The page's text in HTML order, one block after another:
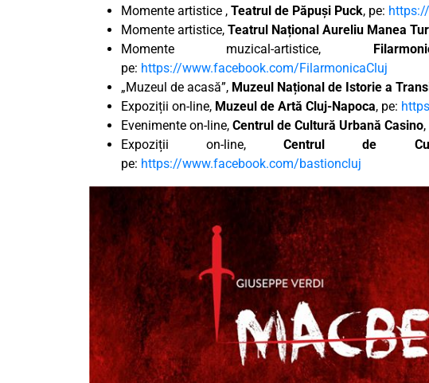
Momente artistice , Teatrul de Păpuși Puck, pe:
Momente artistice, Teatrul Național Aureliu Manea
Momente muzical-artistice,
pe: https://www.facebook.com/FilarmonicaCluj
„Muzeul de acasă”, Muzeul Național de Istorie a
Expoziții on-line, Muzeul de Artă Cluj-Napoca, pe:
Evenimente on-line, Centrul de Cultură Urbană Casino
Expoziții on-line,Centrul de
pe: https://www.facebook.com/bastioncluj